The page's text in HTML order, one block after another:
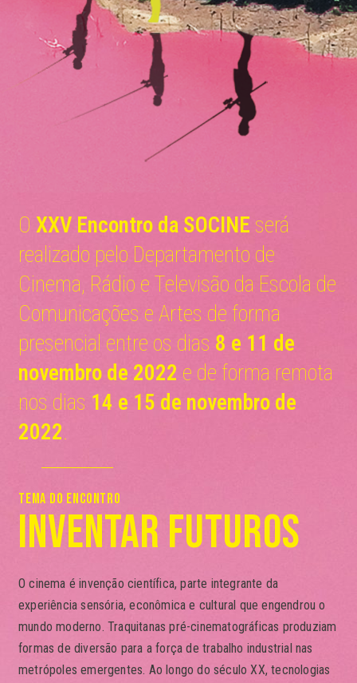
O XXV Encontro da SOCINE será
realizado pelo Departamento de
Cinema, Rádio e Televisão da Escola de
Comunicações e Artes de forma
presencial entre os dias 8 e 11 de
novembro de 2022 e de forma remota
nos dias 14 e 15 de novembro de
2022.
TEMA DO ENCONTRO
INVENTAR FUTUROS
O cinema é invenção científica, parte integrante da
experiência sensória, econômica e cultural que engendrou o
mundo moderno. Traquitanas pré-cinematográficas produziam
formas de diversão para a força de trabalho industrial nas
metrópoles emergentes. Ao longo do século XX, tecnologias